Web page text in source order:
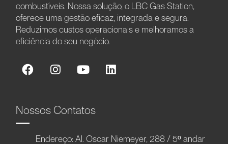
combustíveis. Nossa solução, o LBC Gas Station,
oferece uma gestão eficaz, integrada e segura.
Reduzimos custos operacionais e melhoramos a
eficiência do seu negócio.
Nossos Contatos
Endereço: Al. Oscar Niemeyer, 288 / 5º andar